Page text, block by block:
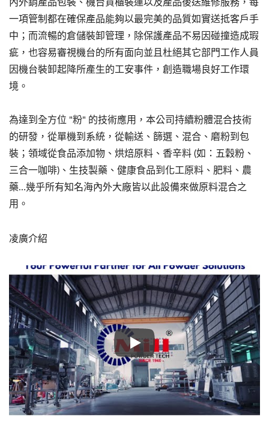
內外銷產品包裝、機台貨櫃裝運以及產品後送維修服務，每
一項管制都在確保產品能夠以最完美的品質如實送抵客戶手
中；而流暢的倉儲裝卸管理，除保護產品不易因碰撞造成瑕
疵，也容易審視機台的所有面向並且杜絕其它部門工作人員
因機台裝卸起降所產生的工安事件，創造職場良好工作環
境。
為達到全方位 "粉" 的技術應用，本公司持續粉體混合技術
的研發，從單機到系統，從輸送、篩選、混合、磨粉到包
裝；領域從食品添加物、烘焙原料、香辛料 (如：五穀粉、
三合一咖啡)、生技製藥、健康食品到化工原料、肥料、農
藥…幾乎所有知名海內外大廠皆以此設備來做原料混合之
用。
凌廣介紹
凌廣介紹